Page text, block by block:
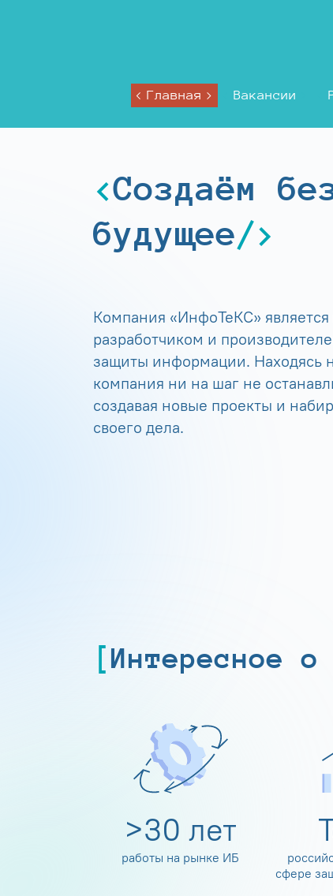
Главная Вакансии
Создаём
будущее
Компания «ИнфоТеКС»
разработчиком и
защиты информации. Находясь
компания ни на шаг не
создавая новые проекты и
своего дела.
Интересное о
>30 лет
работы на рынке ИБ
сфере